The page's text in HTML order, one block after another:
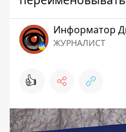
Информатор
ЖУРНАЛИСТ
👍